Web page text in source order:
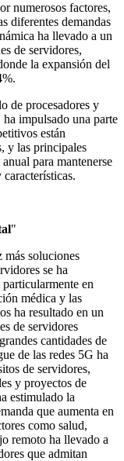
numerosos factores,
diferentes demandas
ha llevado a un
de servidores,
la expansión del
de procesadores y
impulsado una parte
están
y las principales
para mantenerse
"
más soluciones
se ha
en
médica y las
ha resultado en un
de servidores
cantidades de
de las redes 5G ha
de servidores,
y proyectos de
estimulado la
que aumenta en
como salud,
remoto ha llevado a
que admitan